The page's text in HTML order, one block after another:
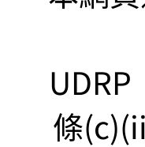
條